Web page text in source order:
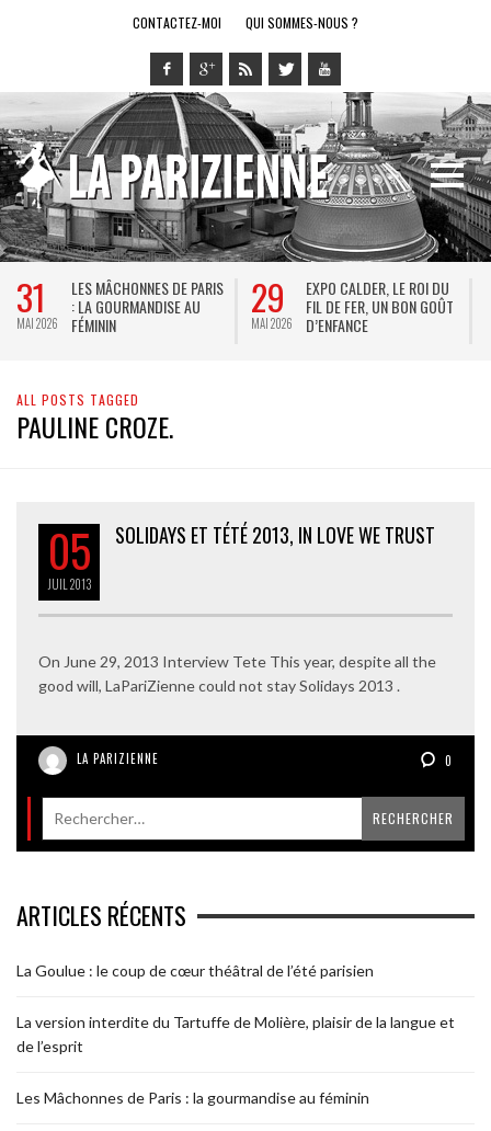
CONTACTEZ-MOI QUI SOMMES-NOUS ?
31
MAI 2026
LES MÂCHONNES DE PARIS
: LA GOURMANDISE AU
FÉMININ
29
MAI 2026
EXPO CALDER, LE ROI DU
FIL DE FER, UN BON GOÛT
D’ENFANCE
ALL POSTS TAGGED
PAULINE CROZE.
05
JUIL 2013
SOLIDAYS ET TÉTÉ 2013, IN LOVE WE TRUST
On June 29, 2013 Interview Tete This year, despite all the
good will, LaPariZienne could not stay Solidays 2013 .
LA PARIZIENNE 0
ARTICLES RÉCENTS
La Goulue : le coup de cœur théâtral de l’été parisien
La version interdite du Tartuffe de Molière, plaisir de la langue et
de l’esprit
Les Mâchonnes de Paris : la gourmandise au féminin